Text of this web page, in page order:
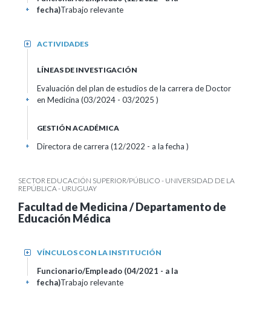
fecha)Trabajo relevante
+
ACTIVIDADES
+
LÍNEAS DE INVESTIGACIÓN
Evaluación del plan de estudios de la carrera de Doctor
en Medicina (03/2024 - 03/2025 )
+
GESTIÓN ACADÉMICA
Directora de carrera (12/2022 - a la fecha )
+
SECTOR EDUCACIÓN SUPERIOR/PÚBLICO - UNIVERSIDAD DE LA
REPÚBLICA - URUGUAY
Facultad de Medicina / Departamento de
Educación Médica
VÍNCULOS CON LA INSTITUCIÓN
+
Funcionario/Empleado (04/2021 - a la
fecha)Trabajo relevante
+